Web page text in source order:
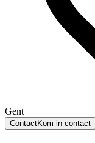
Gent
ContactKom in contact